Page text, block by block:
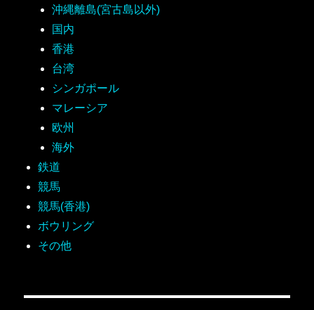
沖縄離島(宮古島以外)
国内
香港
台湾
シンガポール
マレーシア
欧州
海外
鉄道
競馬
競馬(香港)
ボウリング
その他